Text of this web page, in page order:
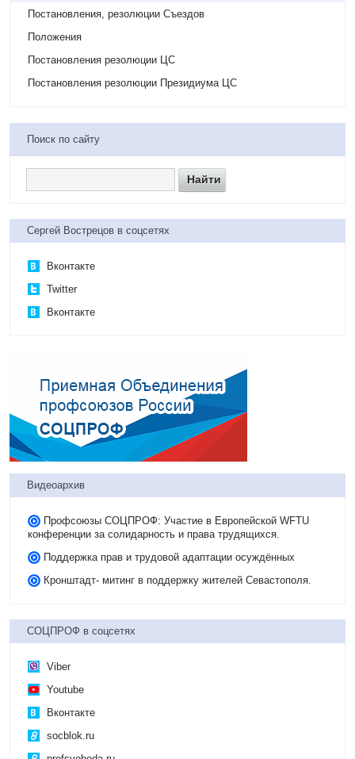
Постановления, резолюции Съездов
Положения
Постановления резолюции ЦС
Постановления резолюции Президиума ЦС
Поиск по сайту
Сергей Вострецов в соцсетях
Вконтакте
Twitter
Вконтакте
Видеоархив
Профсоюзы СОЦПРОФ: Участие в Европейской WFTU
конференции за солидарность и права трудящихся.
Поддержка прав и трудовой адаптации осуждённых
Кронштадт- митинг в поддержку жителей Севастополя.
СОЦПРОФ в соцсетях
Viber
Youtube
Вконтакте
socblok.ru